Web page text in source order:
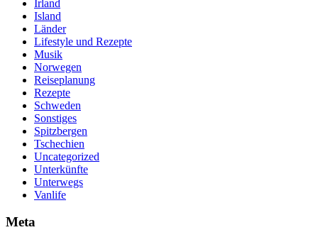
Irland
Island
Länder
Lifestyle und Rezepte
Musik
Norwegen
Reiseplanung
Rezepte
Schweden
Sonstiges
Spitzbergen
Tschechien
Uncategorized
Unterkünfte
Unterwegs
Vanlife
Meta